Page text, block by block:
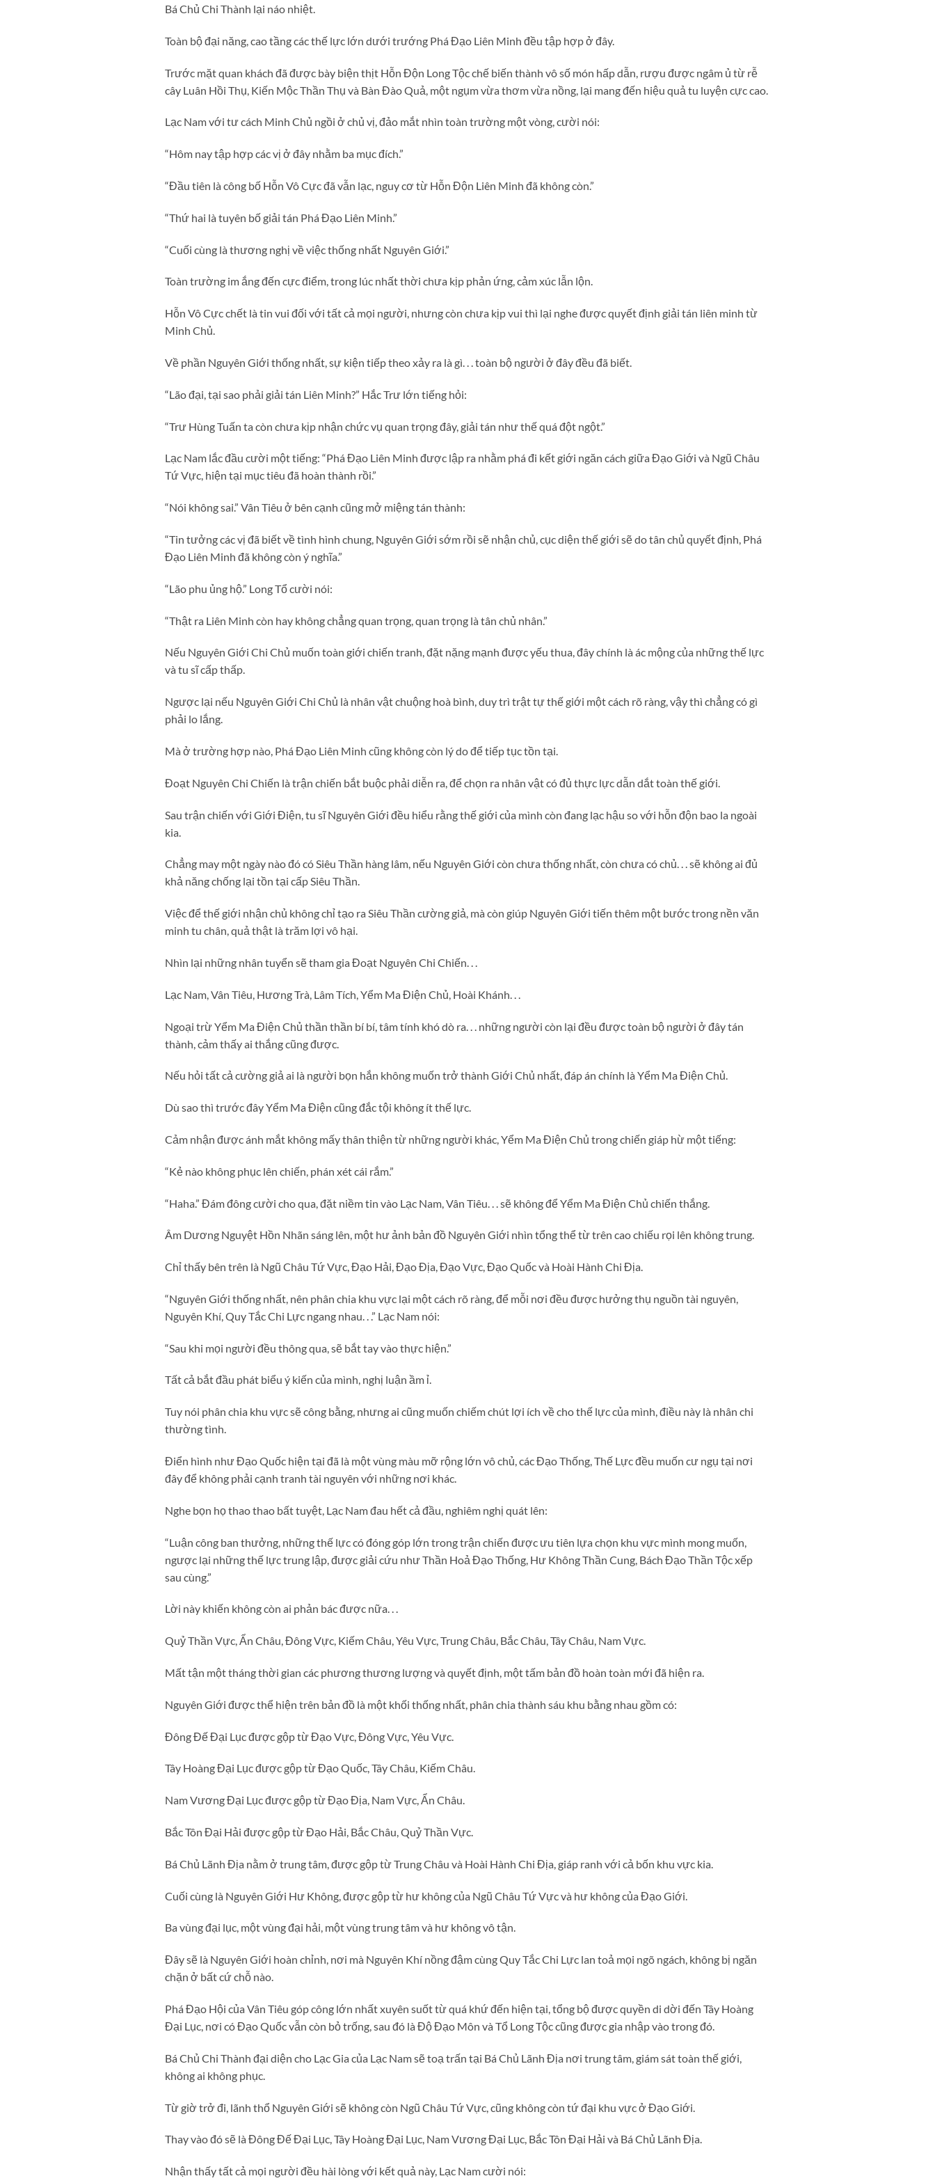
Bá Chủ Chi Thành lại náo nhiệt.
Toàn bộ đại năng, cao tầng các thế lực lớn dưới trướng Phá Đạo Liên Minh đều tập hợp ở đây.
Trước mặt quan khách đã được bày biện thịt Hỗn Độn Long Tộc chế biến thành vô số món hấp dẫn, rượu được ngâm ủ từ rễ
cây Luân Hồi Thụ, Kiến Mộc Thần Thụ và Bàn Đào Quả, một ngụm vừa thơm vừa nồng, lại mang đến hiệu quả tu luyện cực cao.
Lạc Nam với tư cách Minh Chủ ngồi ở chủ vị, đảo mắt nhìn toàn trường một vòng, cười nói:
“Hôm nay tập hợp các vị ở đây nhằm ba mục đích.”
“Đầu tiên là công bố Hỗn Vô Cực đã vẫn lạc, nguy cơ từ Hỗn Độn Liên Minh đã không còn.”
“Thứ hai là tuyên bố giải tán Phá Đạo Liên Minh.”
“Cuối cùng là thương nghị về việc thống nhất Nguyên Giới.”
Toàn trường im ắng đến cực điểm, trong lúc nhất thời chưa kịp phản ứng, cảm xúc lẫn lộn.
Hỗn Vô Cực chết là tin vui đối với tất cả mọi người, nhưng còn chưa kịp vui thì lại nghe được quyết định giải tán liên minh từ
Minh Chủ.
Về phần Nguyên Giới thống nhất, sự kiện tiếp theo xảy ra là gì. . . toàn bộ người ở đây đều đã biết.
“Lão đại, tại sao phải giải tán Liên Minh?” Hắc Trư lớn tiếng hỏi:
“Trư Hùng Tuấn ta còn chưa kịp nhận chức vụ quan trọng đây, giải tán như thế quá đột ngột.”
Lạc Nam lắc đầu cười một tiếng: “Phá Đạo Liên Minh được lập ra nhằm phá đi kết giới ngăn cách giữa Đạo Giới và Ngũ Châu
Tứ Vực, hiện tại mục tiêu đã hoàn thành rồi.”
“Nói không sai.” Vân Tiêu ở bên cạnh cũng mở miệng tán thành:
“Tin tưởng các vị đã biết về tình hình chung, Nguyên Giới sớm rồi sẽ nhận chủ, cục diện thế giới sẽ do tân chủ quyết định, Phá
Đạo Liên Minh đã không còn ý nghĩa.”
“Lão phu ủng hộ.” Long Tổ cười nói:
“Thật ra Liên Minh còn hay không chẳng quan trọng, quan trọng là tân chủ nhân.”
Nếu Nguyên Giới Chi Chủ muốn toàn giới chiến tranh, đặt nặng mạnh được yếu thua, đây chính là ác mộng của những thế lực
và tu sĩ cấp thấp.
Ngược lại nếu Nguyên Giới Chi Chủ là nhân vật chuộng hoà bình, duy trì trật tự thế giới một cách rõ ràng, vậy thì chẳng có gì
phải lo lắng.
Mà ở trường hợp nào, Phá Đạo Liên Minh cũng không còn lý do để tiếp tục tồn tại.
Đoạt Nguyên Chi Chiến là trận chiến bắt buộc phải diễn ra, để chọn ra nhân vật có đủ thực lực dẫn dắt toàn thế giới.
Sau trận chiến với Giới Điện, tu sĩ Nguyên Giới đều hiểu rằng thế giới của mình còn đang lạc hậu so với hỗn độn bao la ngoài
kia.
Chẳng may một ngày nào đó có Siêu Thần hàng lâm, nếu Nguyên Giới còn chưa thống nhất, còn chưa có chủ. . . sẽ không ai đủ
khả năng chống lại tồn tại cấp Siêu Thần.
Việc để thế giới nhận chủ không chỉ tạo ra Siêu Thần cường giả, mà còn giúp Nguyên Giới tiến thêm một bước trong nền văn
minh tu chân, quả thật là trăm lợi vô hại.
Nhìn lại những nhân tuyển sẽ tham gia Đoạt Nguyên Chi Chiến. . .
Lạc Nam, Vân Tiêu, Hương Trà, Lâm Tích, Yểm Ma Điện Chủ, Hoài Khánh. . .
Ngoại trừ Yểm Ma Điện Chủ thần thần bí bí, tâm tính khó dò ra. . . những người còn lại đều được toàn bộ người ở đây tán
thành, cảm thấy ai thắng cũng được.
Nếu hỏi tất cả cường giả ai là người bọn hắn không muốn trở thành Giới Chủ nhất, đáp án chính là Yểm Ma Điện Chủ.
Dù sao thì trước đây Yểm Ma Điện cũng đắc tội không ít thế lực.
Cảm nhận được ánh mắt không mấy thân thiện từ những người khác, Yểm Ma Điện Chủ trong chiến giáp hừ một tiếng:
“Kẻ nào không phục lên chiến, phán xét cái rắm.”
“Haha.” Đám đông cười cho qua, đặt niềm tin vào Lạc Nam, Vân Tiêu. . . sẽ không để Yểm Ma Điện Chủ chiến thắng.
Âm Dương Nguyệt Hồn Nhãn sáng lên, một hư ảnh bản đồ Nguyên Giới nhìn tổng thể từ trên cao chiếu rọi lên không trung.
Chỉ thấy bên trên là Ngũ Châu Tứ Vực, Đạo Hải, Đạo Địa, Đạo Vực, Đạo Quốc và Hoài Hành Chi Địa.
“Nguyên Giới thống nhất, nên phân chia khu vực lại một cách rõ ràng, để mỗi nơi đều được hưởng thụ nguồn tài nguyên,
Nguyên Khí, Quy Tắc Chi Lực ngang nhau. . .” Lạc Nam nói:
“Sau khi mọi người đều thông qua, sẽ bắt tay vào thực hiện.”
Tất cả bắt đầu phát biểu ý kiến của mình, nghị luận ầm ỉ.
Tuy nói phân chia khu vực sẽ công bằng, nhưng ai cũng muốn chiếm chút lợi ích về cho thế lực của mình, điều này là nhân chi
thường tình.
Điển hình như Đạo Quốc hiện tại đã là một vùng màu mỡ rộng lớn vô chủ, các Đạo Thống, Thế Lực đều muốn cư ngụ tại nơi
đây để không phải cạnh tranh tài nguyên với những nơi khác.
Nghe bọn họ thao thao bất tuyệt, Lạc Nam đau hết cả đầu, nghiêm nghị quát lên:
“Luận công ban thưởng, những thế lực có đóng góp lớn trong trận chiến được ưu tiên lựa chọn khu vực mình mong muốn,
ngược lại những thế lực trung lập, được giải cứu như Thần Hoả Đạo Thống, Hư Không Thần Cung, Bách Đạo Thần Tộc xếp
sau cùng.”
Lời này khiến không còn ai phản bác được nữa. . .
Quỷ Thần Vực, Ẩn Châu, Đông Vực, Kiếm Châu, Yêu Vực, Trung Châu, Bắc Châu, Tây Châu, Nam Vực.
Mất tận một tháng thời gian các phương thương lượng và quyết định, một tấm bản đồ hoàn toàn mới đã hiện ra.
Nguyên Giới được thể hiện trên bản đồ là một khối thống nhất, phân chia thành sáu khu bằng nhau gồm có:
Đông Đế Đại Lục được gộp từ Đạo Vực, Đông Vực, Yêu Vực.
Tây Hoàng Đại Lục được gộp từ Đạo Quốc, Tây Châu, Kiếm Châu.
Nam Vương Đại Lục được gộp từ Đạo Địa, Nam Vực, Ẩn Châu.
Bắc Tôn Đại Hải được gộp từ Đạo Hải, Bắc Châu, Quỷ Thần Vực.
Bá Chủ Lãnh Địa nằm ở trung tâm, được gộp từ Trung Châu và Hoài Hành Chi Địa, giáp ranh với cả bốn khu vực kia.
Cuối cùng là Nguyên Giới Hư Không, được gộp từ hư không của Ngũ Châu Tứ Vực và hư không của Đạo Giới.
Ba vùng đại lục, một vùng đại hải, một vùng trung tâm và hư không vô tận.
Đây sẽ là Nguyên Giới hoàn chỉnh, nơi mà Nguyên Khí nồng đậm cùng Quy Tắc Chi Lực lan toả mọi ngõ ngách, không bị ngăn
chặn ở bất cứ chỗ nào.
Phá Đạo Hội của Vân Tiêu góp công lớn nhất xuyên suốt từ quá khứ đến hiện tại, tổng bộ được quyền di dời đến Tây Hoàng
Đại Lục, nơi có Đạo Quốc vẫn còn bỏ trống, sau đó là Độ Đạo Môn và Tổ Long Tộc cũng được gia nhập vào trong đó.
Bá Chủ Chi Thành đại diện cho Lạc Gia của Lạc Nam sẽ toạ trấn tại Bá Chủ Lãnh Địa nơi trung tâm, giám sát toàn thế giới,
không ai không phục.
Từ giờ trở đi, lãnh thổ Nguyên Giới sẽ không còn Ngũ Châu Tứ Vực, cũng không còn tứ đại khu vực ở Đạo Giới.
Thay vào đó sẽ là Đông Đế Đại Lục, Tây Hoàng Đại Lục, Nam Vương Đại Lục, Bắc Tôn Đại Hải và Bá Chủ Lãnh Địa.
Nhận thấy tất cả mọi người đều hài lòng với kết quả này, Lạc Nam cười nói: